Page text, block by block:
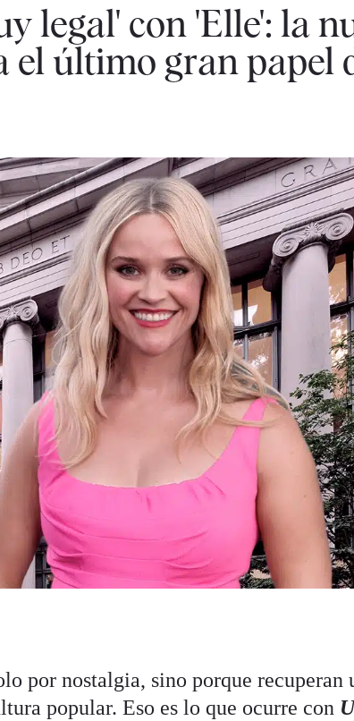
legal' con 'Elle': la
el último gran papel
por nostalgia, sino porque recuperan
popular. Eso es lo que ocurre con